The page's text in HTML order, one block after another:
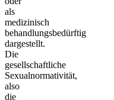
als
medizinisch
behandlungsbedürftig
dargestellt.
Die
gesellschaftliche
Sexualnormativität,
also
die